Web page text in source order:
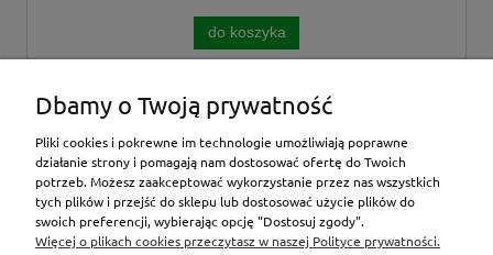
do koszyka
« 2 3 4 5 ...
inne
Dbamy o Twoją prywatność
Pliki cookies i pokrewne im technologie umożliwiają poprawne
działanie strony i pomagają nam dostosować ofertę do Twoich
potrzeb. Możesz zaakceptować wykorzystanie przez nas wszystkich
tych plików i przejść do sklepu lub dostosować użycie plików do
swoich preferencji, wybierając opcję "Dostosuj zgody".
Więcej o plikach cookies przeczytasz w naszej Polityce prywatności.